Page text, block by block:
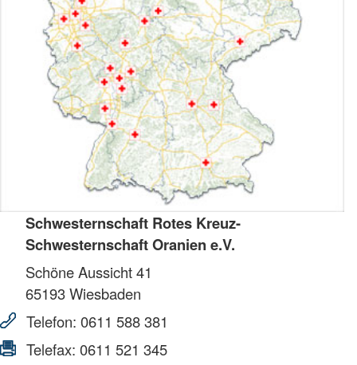
Schwesternschaft Rotes Kreuz-
Schwesternschaft Oranien e.V.
Schöne Aussicht 41
65193Wiesbaden
Telefon: 0611 588 381
Telefax: 0611 521 345